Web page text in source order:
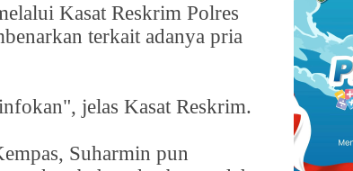
Kasat Reskrim Polres
terkait adanya pria
jelas Kasat Reskrim.
Suharmin pun